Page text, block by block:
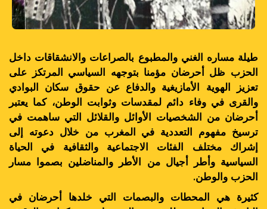
طيلة مساره الغني والمطبوع بالصراعات والانشقاقات داخل
الحزب ظل أحرضان مؤمنا بتوجهه السياسي المرتكز على
تعزيز الهوية الأمازيغية والدفاع عن حقوق سكان البوادي
والقرى في وفاء دائم لمقدسات وثوابت الوطن، كما يعتبر
أحرضان من الشخصيات الأوائل والقلائل التي ساهمت في
ترسيخ مفهوم التعددية في المغرب من خلال دعوته إلى
إشراك مختلف الفئات الاجتماعية والثقافية في الحياة
السياسية وأطر أجيال من الأطر والمناضلين بصموا مسار
الحزب والوطن.
كثيرة هي المحطات والبصمات التي خلدها أحرضان في